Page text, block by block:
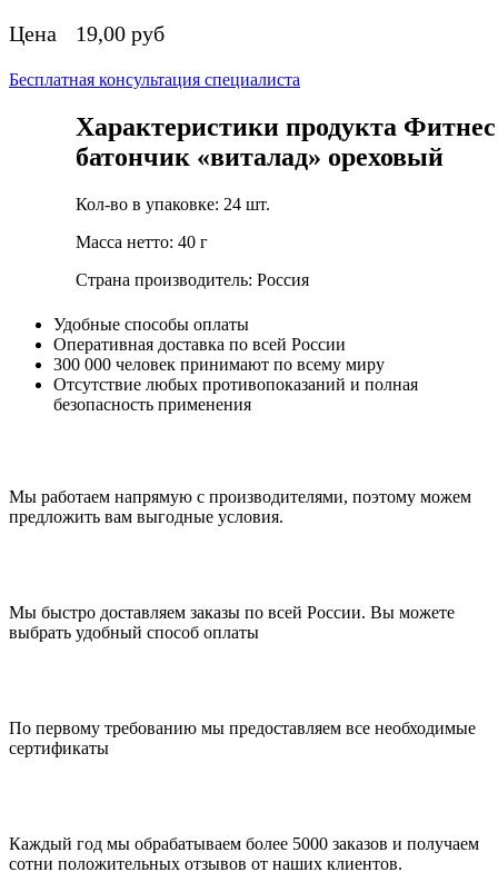
Цена 19,00 руб
Бесплатная консультация специалиста
Характеристики продукта Фитнес
батончик «виталад» ореховый
Кол-во в упаковке: 24 шт.
Масса нетто: 40 г
Страна производитель: Россия
Удобные способы оплаты
Оперативная доставка по всей России
300 000 человек принимают по всему миру
Отсутствие любых противопоказаний и полная
безопасность применения
Мы работаем напрямую с производителями, поэтому можем
предложить вам выгодные условия.
Мы быстро доставляем заказы по всей России. Вы можете
выбрать удобный способ оплаты
По первому требованию мы предоставляем все необходимые
сертификаты
Каждый год мы обрабатываем более 5000 заказов и получаем
сотни положительных отзывов от наших клиентов.